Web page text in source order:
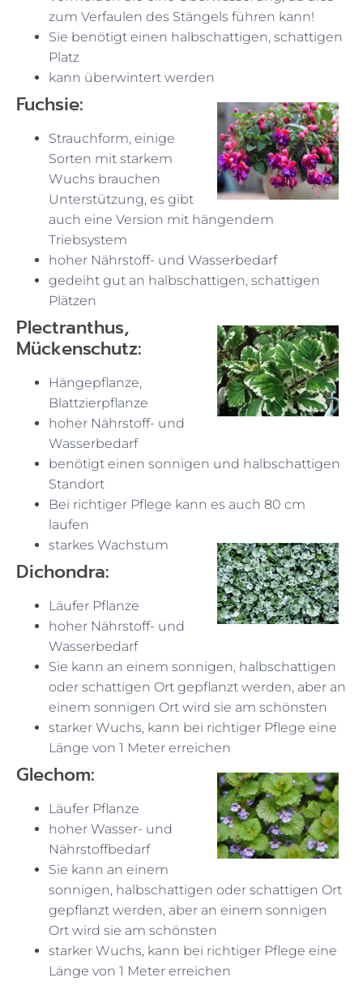
zum Verfaulen des Stängels führen kann!
Sie benötigt einen halbschattigen, schattigen
Platz
kann überwintert werden
Fuchsie:
Strauchform, einige
Sorten mit starkem
Wuchs brauchen
Unterstützung, es gibt
auch eine Version mit hängendem
Triebsystem
hoher Nährstoff- und Wasserbedarf
gedeiht gut an halbschattigen, schattigen
Plätzen
Plectranthus,
Mückenschutz:
Hängepflanze,
Blattzierpflanze
hoher Nährstoff- und
Wasserbedarf
benötigt einen sonnigen und halbschattigen
Standort
Bei richtiger Pflege kann es auch 80 cm
laufen
starkes Wachstum
Dichondra:
Läufer Pflanze
hoher Nährstoff- und
Wasserbedarf
Sie kann an einem sonnigen, halbschattigen
oder schattigen Ort gepflanzt werden, aber an
einem sonnigen Ort wird sie am schönsten
starker Wuchs, kann bei richtiger Pflege eine
Länge von 1 Meter erreichen
Glechom:
Läufer Pflanze
hoher Wasser- und
Nährstoffbedarf
Sie kann an einem
sonnigen, halbschattigen oder schattigen Ort
gepflanzt werden, aber an einem sonnigen
Ort wird sie am schönsten
starker Wuchs, kann bei richtiger Pflege eine
Länge von 1 Meter erreichen